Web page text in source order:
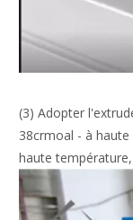
(3) Adopter
38crmoal - à
haute